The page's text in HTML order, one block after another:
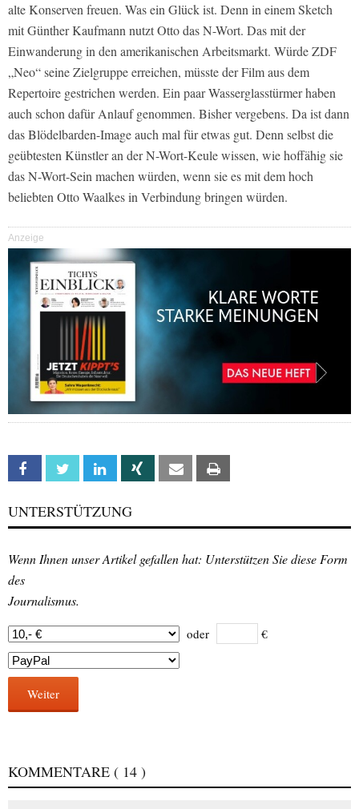
alte Konserven freuen. Was ein Glück ist. Denn in einem Sketch
mit Günther Kaufmann nutzt Otto das N-Wort. Das mit der
Einwanderung in den amerikanischen Arbeitsmarkt. Würde ZDF
„Neo“ seine Zielgruppe erreichen, müsste der Film aus dem
Repertoire gestrichen werden. Ein paar Wasserglasstürmer haben
auch schon dafür Anlauf genommen. Bisher vergebens. Da ist dann
das Blödelbarden-Image auch mal für etwas gut. Denn selbst die
geübtesten Künstler an der N-Wort-Keule wissen, wie hoffähig sie
das N-Wort-Sein machen würden, wenn sie es mit dem hoch
beliebten Otto Waalkes in Verbindung bringen würden.
Anzeige
Facebook Twitter Linkedin Xing Email
UNTERSTÜTZUNG
Wenn Ihnen unser Artikel gefallen hat: Unterstützen Sie diese Form
des
Journalismus.
oder €
Weiter
KOMMENTARE ( 14 )